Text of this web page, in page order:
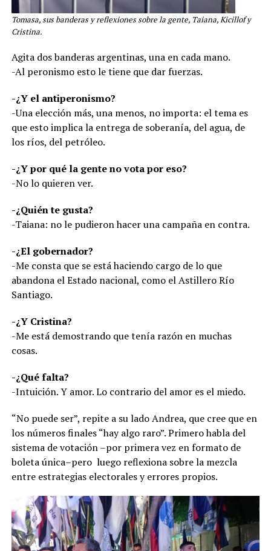
Tomasa, sus banderas y reflexiones sobre la gente, Taiana, Kicillof y
Cristina.
Agita dos banderas argentinas, una en cada mano.
-Al peronismo esto le tiene que dar fuerzas.
-¿Y el antiperonismo?
-Una elección más, una menos, no importa: el tema es
que esto implica la entrega de soberanía, del agua, de
los ríos, del petróleo.
-¿Y por qué la gente no vota por eso?
-No lo quieren ver.
-¿Quién te gusta?
-Taiana: no le pudieron hacer una campaña en contra.
-¿El gobernador?
-Me consta que se está haciendo cargo de lo que
abandona el Estado nacional, como el Astillero Río
Santiago.
-¿Y Cristina?
-Me está demostrando que tenía razón en muchas
cosas.
-¿Qué falta?
-Intuición. Y amor. Lo contrario del amor es el miedo.
“No puede ser”, repite a su lado Andrea, que cree que en
los números finales “hay algo raro”. Primero habla del
sistema de votación –por primera vez en formato de
boleta única–pero luego reflexiona sobre la mezcla
entre estrategias electorales y errores propios.